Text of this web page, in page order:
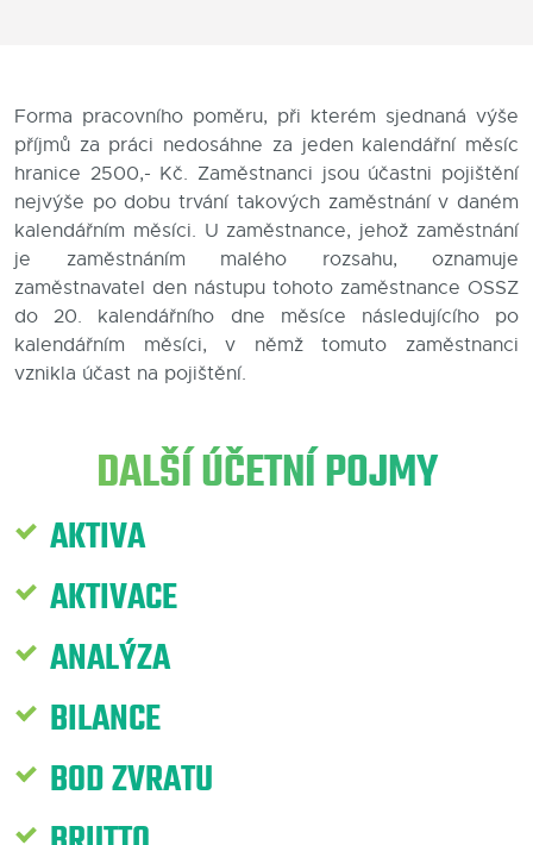
Partneři
Blog
Kontakty
Forma pracovního poměru, při kterém sjednaná výše
příjmů za práci nedosáhne za jeden kalendářní měsíc
hranice 2500,- Kč. Zaměstnanci jsou účastni pojištění
nejvýše po dobu trvání takových zaměstnání v daném
kalendářním měsíci. U zaměstnance, jehož zaměstnání
je zaměstnáním malého rozsahu, oznamuje
zaměstnavatel den nástupu tohoto zaměstnance OSSZ
do 20. kalendářního dne měsíce následujícího po
kalendářním měsíci, v němž tomuto zaměstnanci
vznikla účast na pojištění.
DALŠÍ ÚČETNÍ POJMY
AKTIVA
AKTIVACE
ANALÝZA
BILANCE
BOD ZVRATU